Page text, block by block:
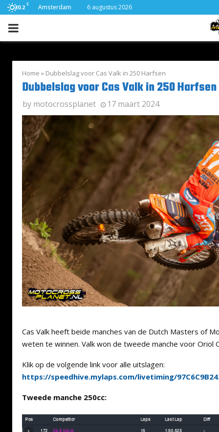
20.2 C Amsterdam 6 augustus 2026
PRIMARY
Home » Dubbelslag voor Cas Valk in 250 Harfsen
Dubbelslag voor Cas Valk in 250 Harfsen
by motocrossplanet 17 maart 2024
Cas Valk heeft beide manches van de Dutch Masters of
weten te winnen. Valk won de tweede manche voor Oriol
Klik op de volgende link voor alle uitslagen:
https://speedhive.mylaps.com/livetiming/
Tweede manche 250cc: